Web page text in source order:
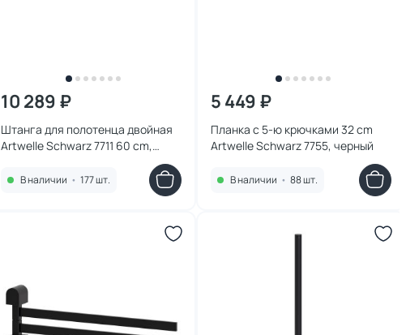
10 289 ₽
Штанга для полотенца двойная
Artwelle Schwarz 7711 60 cm,
В наличии • 177 шт.
5 449 ₽
Планка с 5-ю крючками 32 cm
Artwelle Schwarz 7755, черный
В наличии • 88 шт.